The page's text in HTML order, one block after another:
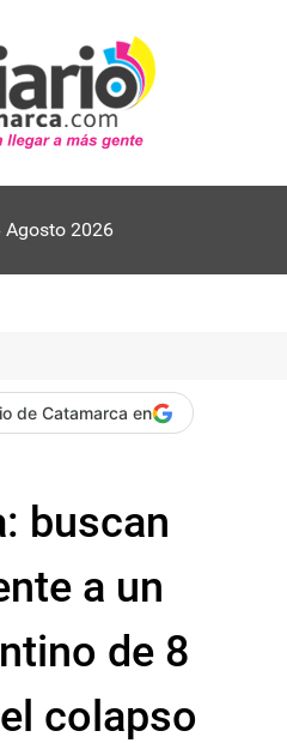
Agosto 2026
de Catamarca en
buscan
a un
de 8
colapso